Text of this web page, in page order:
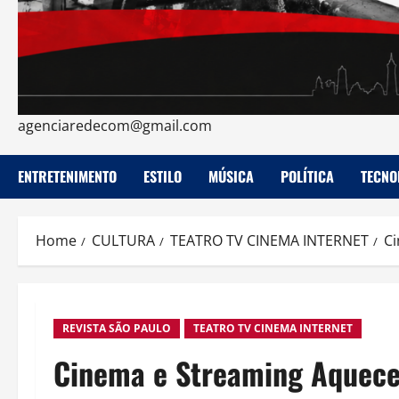
agenciaredecom@gmail.com
ENTRETENIMENTO ESTILO MÚSICA POLÍTICA
Home CULTURA TEATRO TV CINEMA INTERNET
REVISTA SÃO PAULO TEATRO TV CINEMA INTERNET
Cinema e Streaming